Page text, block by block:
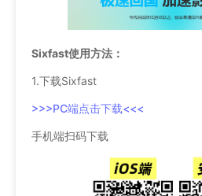
Sixfast使用方法：
1.下载Sixfast
>>>PC端点击下载<<<
手机端扫码下载